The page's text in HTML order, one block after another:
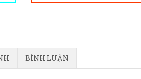
BÌNH LUẬN